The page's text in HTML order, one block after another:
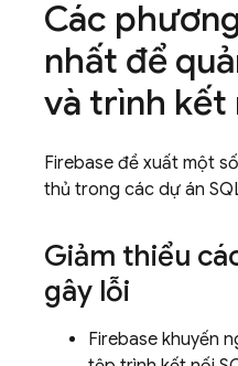
Các
nhất để
và trình kết
Firebase đề xuất một
thủ trong các dự án
Giảm thiểu
gây lỗi
Firebase khuyến